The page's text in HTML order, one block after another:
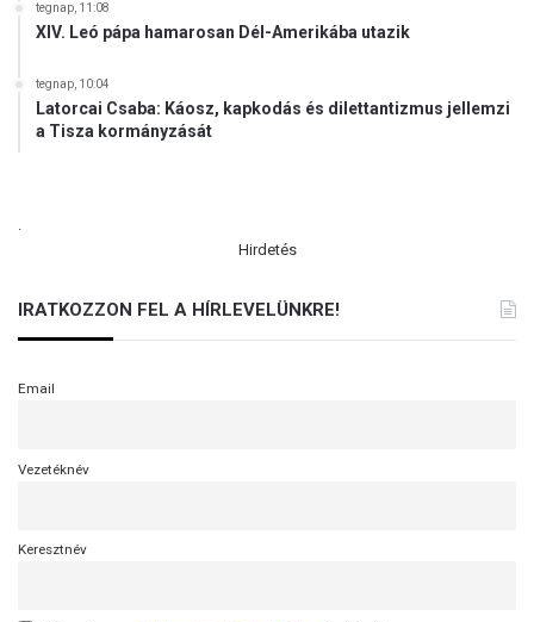
tegnap, 11:08
XIV. Leó pápa hamarosan Dél-Amerikába utazik
tegnap, 10:04
Latorcai Csaba: Káosz, kapkodás és dilettantizmus jellemzi
a Tisza kormányzását
.
Hirdetés
IRATKOZZON FEL A HÍRLEVELÜNKRE!
Email
Vezetéknév
Keresztnév